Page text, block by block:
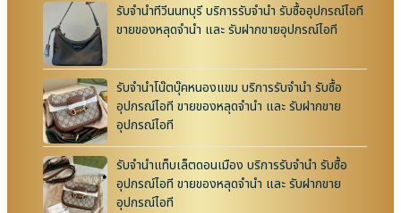
รับจำนำทีวีนนทบุรี บริการรับจำนำ รับซื้ออุปกรณ์ไอที
ขายของหลุดจำนำ และ รับฝากขายอุปกรณ์ไอที
รับจำนำโน๊ตบุ๊คหนองแขม บริการรับจำนำ รับซื้อ
อุปกรณ์ไอที ขายของหลุดจำนำ และ รับฝากขาย
อุปกรณ์ไอที
รับจำนำแท็บเล็ตดอนเมือง บริการรับจำนำ รับซื้อ
อุปกรณ์ไอที ขายของหลุดจำนำ และ รับฝากขาย
อุปกรณ์ไอที